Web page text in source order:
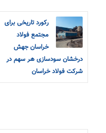
رکورد تاریخی برای
مجتمع فولاد
خراسان جهش
درخشان سودسازی هر سهم در
شرکت فولاد خراسان